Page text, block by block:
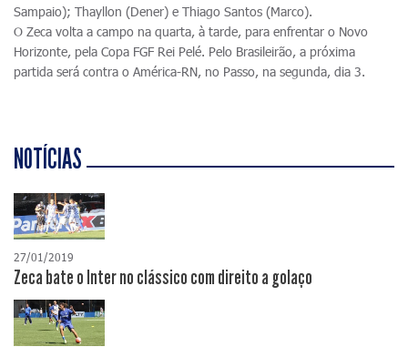
Sampaio); Thayllon (Dener) e Thiago Santos (Marco).
O Zeca volta a campo na quarta, à tarde, para enfrentar o Novo
Horizonte, pela Copa FGF Rei Pelé. Pelo Brasileirão, a próxima
partida será contra o América-RN, no Passo, na segunda, dia 3.
NOTÍCIAS
27/01/2019
Zeca bate o Inter no clássico com direito a golaço